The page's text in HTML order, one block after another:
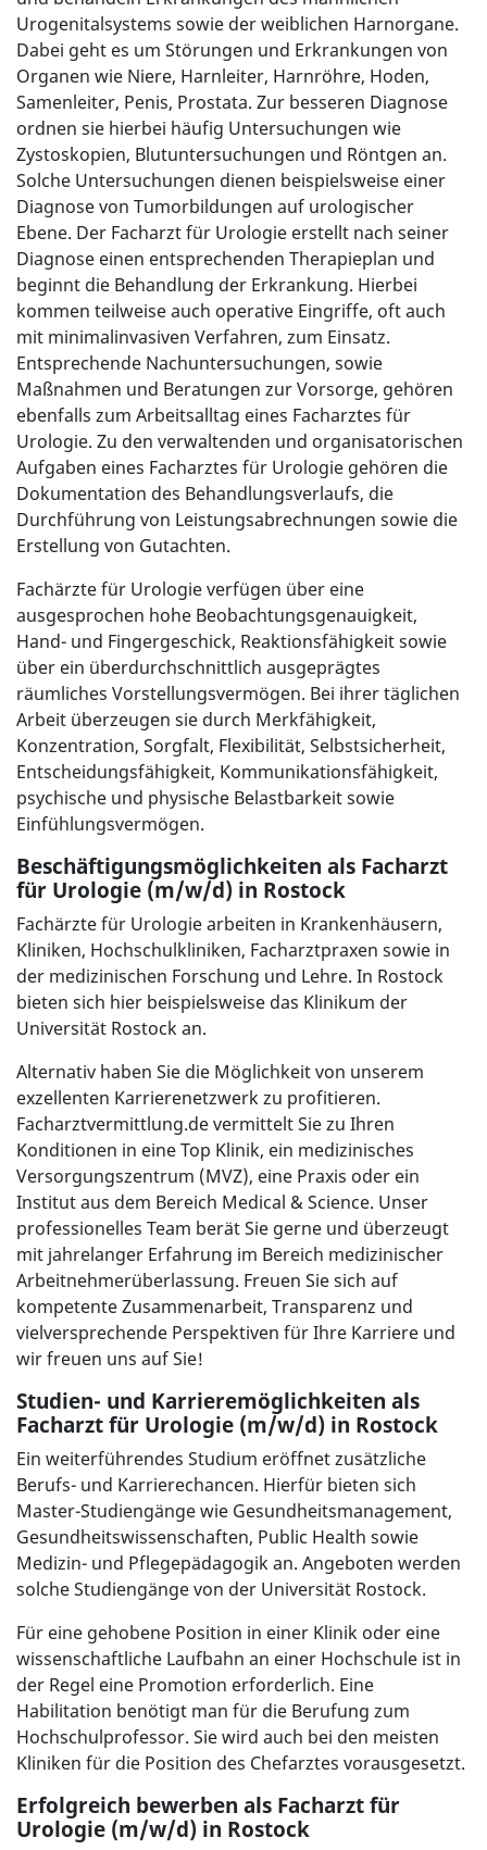
Urogenitalsystems sowie der weiblichen Harnorgane.
Dabei geht es um Störungen und Erkrankungen von
Organen wie Niere, Harnleiter, Harnröhre, Hoden,
Samenleiter, Penis, Prostata. Zur besseren Diagnose
ordnen sie hierbei häufig Untersuchungen wie
Zystoskopien, Blutuntersuchungen und Röntgen an.
Solche Untersuchungen dienen beispielsweise einer
Diagnose von Tumorbildungen auf urologischer
Ebene. Der Facharzt für Urologie erstellt nach seiner
Diagnose einen entsprechenden Therapieplan und
beginnt die Behandlung der Erkrankung. Hierbei
kommen teilweise auch operative Eingriffe, oft auch
mit minimalinvasiven Verfahren, zum Einsatz.
Entsprechende Nachuntersuchungen, sowie
Maßnahmen und Beratungen zur Vorsorge, gehören
ebenfalls zum Arbeitsalltag eines Facharztes für
Urologie. Zu den verwaltenden und organisatorischen
Aufgaben eines Facharztes für Urologie gehören die
Dokumentation des Behandlungsverlaufs, die
Durchführung von Leistungsabrechnungen sowie die
Erstellung von Gutachten.
Fachärzte für Urologie verfügen über eine
ausgesprochen hohe Beobachtungsgenauigkeit,
Hand- und Fingergeschick, Reaktionsfähigkeit sowie
über ein überdurchschnittlich ausgeprägtes
räumliches Vorstellungsvermögen. Bei ihrer täglichen
Arbeit überzeugen sie durch Merkfähigkeit,
Konzentration, Sorgfalt, Flexibilität, Selbstsicherheit,
Entscheidungsfähigkeit, Kommunikationsfähigkeit,
psychische und physische Belastbarkeit sowie
Einfühlungsvermögen.
Beschäftigungsmöglichkeiten als Facharzt
für Urologie (m/w/d) in Rostock
Fachärzte für Urologie arbeiten in Krankenhäusern,
Kliniken, Hochschulkliniken, Facharztpraxen sowie in
der medizinischen Forschung und Lehre. In Rostock
bieten sich hier beispielsweise das Klinikum der
Universität Rostock an.
Alternativ haben Sie die Möglichkeit von unserem
exzellenten Karrierenetzwerk zu profitieren.
Facharztvermittlung.de vermittelt Sie zu Ihren
Konditionen in eine Top Klinik, ein medizinisches
Versorgungszentrum (MVZ), eine Praxis oder ein
Institut aus dem Bereich Medical & Science. Unser
professionelles Team berät Sie gerne und überzeugt
mit jahrelanger Erfahrung im Bereich medizinischer
Arbeitnehmerüberlassung. Freuen Sie sich auf
kompetente Zusammenarbeit, Transparenz und
vielversprechende Perspektiven für Ihre Karriere und
wir freuen uns auf Sie!
Studien- und Karrieremöglichkeiten als
Facharzt für Urologie (m/w/d) in Rostock
Ein weiterführendes Studium eröffnet zusätzliche
Berufs- und Karrierechancen. Hierfür bieten sich
Master-Studiengänge wie Gesundheitsmanagement,
Gesundheitswissenschaften, Public Health sowie
Medizin- und Pflegepädagogik an. Angeboten werden
solche Studiengänge von der Universität Rostock.
Für eine gehobene Position in einer Klinik oder eine
wissenschaftliche Laufbahn an einer Hochschule ist in
der Regel eine Promotion erforderlich. Eine
Habilitation benötigt man für die Berufung zum
Hochschulprofessor. Sie wird auch bei den meisten
Kliniken für die Position des Chefarztes vorausgesetzt.
Erfolgreich bewerben als Facharzt für
Urologie (m/w/d) in Rostock